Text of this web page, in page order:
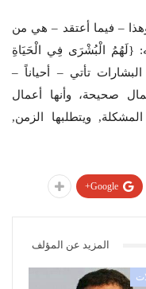
وهذا – فيما أعتقد – هي من
{لَهُمُ الْبُشْرَى فِي الْحَيَاةِ
وَفِي الْآخِرَةِ}(يونس: من الآية64) البشارات تأتي – أحياناً –
صحيحة، وأنها أعمال
ويتطلبها الزمن,
Google+
المزيد عن المؤلف